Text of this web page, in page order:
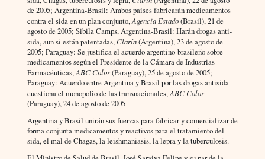
de 2005; Argentina-Brasil: Ambos países fabricarán medicamentos
contra el sida en un plan conjunto,Agencia Estado(Brasil), 21 de
agosto de 2005; Sibila Camps, Argentina-Brasil: Harán drogas anti­
sida, aun si están patentadas,Clarín(Argentina), 23 de agosto de
2005; Paraguay: Se justifica el acuerdo argen­tino-brasileño sobre
medicamentos según el Presidente de la Cámara de Industrias
Farmacéuticas,ABC Color(Paraguay), 25 de agosto de 2005;
Paraguay: Acuerdo entre Argentina y Brasil por las drogas antisida
cuestiona el monopolio de las transnacionales,ABC Color
(Paraguay), 24 de agosto de 2005
Argentina y Brasil unirán sus fuerzas para fabricar y comercializar de
forma conjunta medicamentos y reactivos para el tratamiento del
sida, el mal de Chagas, la leishmaniasis, la lepra y la tuberculosis.